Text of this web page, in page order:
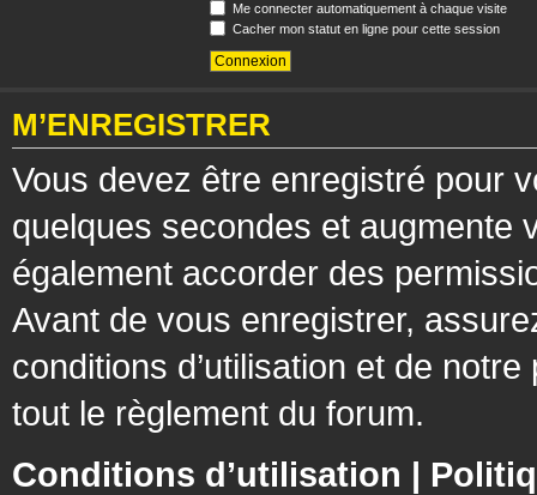
Me connecter automatiquement à chaque visite
Cacher mon statut en ligne pour cette session
M’ENREGISTRER
Vous devez être enregistré pour
quelques secondes et augmente
également accorder des
Avant de vous enregistrer,
conditions d’utilisation et de
tout le règlement du forum.
Conditions d’utilisation |